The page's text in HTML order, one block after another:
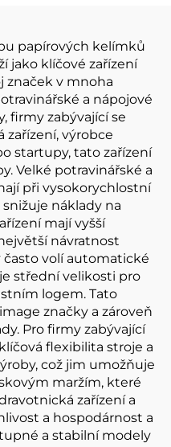
papírových kelímků
jako klíčové zařízení
značek v mnoha
a nápojové
firmy zabývající se
zařízení, výrobce
startupy, tato zařízení
Velké potravinářské a
při vysokorychlostní
náklady na
mají vyšší
návratnost
často volí automatické
střední velikosti pro
logem. Tato
značky a zároveň
Pro firmy zabývající
flexibilita stroje a
což jim umožňuje
maržím, které
zařízení a
a hospodárnost a
a stabilní modely